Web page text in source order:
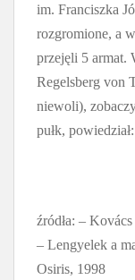
im. Franciszka
rozgromione, a
przejęli 5 armat.
Regelsberg von
niewoli),
pułk,
źródła: –
– Lengyelek a
Osiris, 1998